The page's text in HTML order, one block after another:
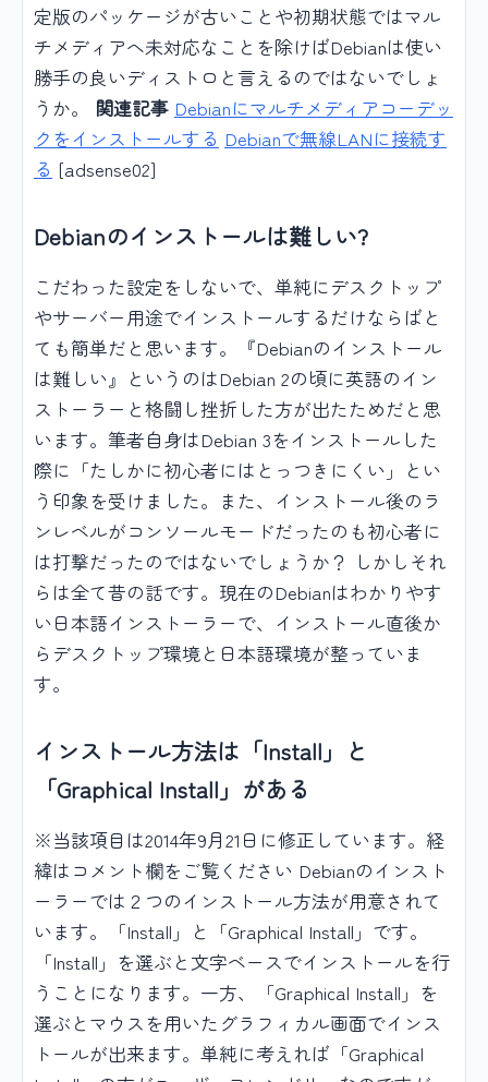
定版のパッケージが古いことや初期状態ではマル
チメディアへ未対応なことを除けばDebianは使い
勝手の良いディストロと言えるのではないでしょ
うか。 関連記事 Debianにマルチメディアコーデッ
クをインストールする Debianで無線LANに接続す
る [adsense02]
Debianのインストールは難しい?
こだわった設定をしないで、単純にデスクトップ
やサーバー用途でインストールするだけならばと
ても簡単だと思います。『Debianのインストール
は難しい』というのはDebian 2の頃に英語のイン
ストーラーと格闘し挫折した方が出たためだと思
います。筆者自身はDebian 3をインストールした
際に「たしかに初心者にはとっつきにくい」とい
う印象を受けました。また、インストール後のラ
ンレベルがコンソールモードだったのも初心者に
は打撃だったのではないでしょうか？ しかしそれ
らは全て昔の話です。現在のDebianはわかりやす
い日本語インストーラーで、インストール直後か
らデスクトップ環境と日本語環境が整っていま
す。
インストール方法は「Install」と
「Graphical Install」がある
※当該項目は2014年9月21日に修正しています。経
緯はコメント欄をご覧ください Debianのインスト
ーラーでは２つのインストール方法が用意されて
います。「Install」と「Graphical Install」です。
「Install」を選ぶと文字ベースでインストールを行
うことになります。一方、「Graphical Install」を
選ぶとマウスを用いたグラフィカル画面でインス
トールが出来ます。単純に考えれば「Graphical